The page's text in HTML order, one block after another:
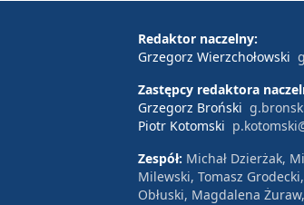
Redaktor naczelny:
Grzegorz Wierzchołowski
Zastępcy redaktora
Grzegorz Broński
Piotr Kotomski
Zespół: Michał Dzierżak,
Milewski, Tomasz
Obłuski, Magdalena